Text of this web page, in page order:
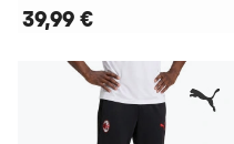
39,99 €